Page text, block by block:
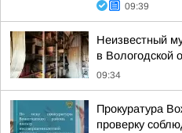
09:39
Неизвестный
в Вологодской
09:34
Прокуратура
проверку